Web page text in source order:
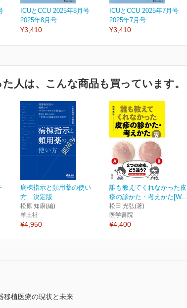
ICUとCCU 2025年8月号
2025年8月号
¥3,410
ICUとCCU 2025年7月号
2025年7月号
¥3,410
人は、こんな商品も買っています。
病棟指示と頻用薬の使い
方 決定版
松原 知康(編)
羊土社
¥4,950
誰も教えてくれなかった皮
疹の診かた・考えかた[W...
松田 光弘(著)
医学書院
¥4,400
移植医療の現状と未来